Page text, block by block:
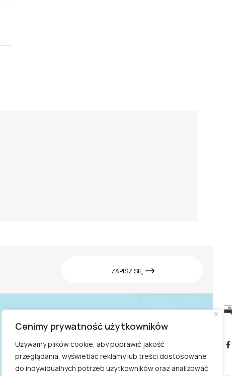
Cenimy prywatność użytkowników
Używamy plików cookie, aby poprawić jakość
przeglądania, wyświetlać reklamy lub treści dostosowane
do indywidualnych potrzeb użytkowników oraz analizować
ZAPISZ SIĘ
Cennik w Ogrodzie
Doświadczeń
Zwiedzanie Ogrodu
biuletyn
publicznej